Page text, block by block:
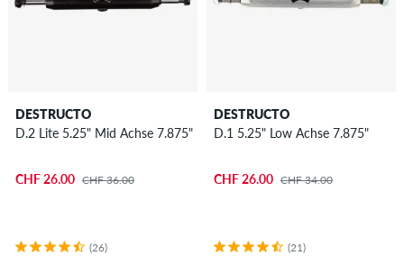
DESTRUCTO
D.2 Lite 5.25" Mid Achse 7.875"
CHF 26.00 CHF 36.00
(26)
DESTRUCTO
D.1 5.25" Low Achse 7.875"
CHF 26.00 CHF 34.00
(21)